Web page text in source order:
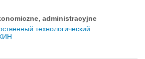
administracyjne
технологический